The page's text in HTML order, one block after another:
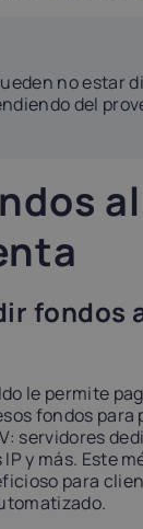
no estar
del
fondos
le permite
fondos para
servidores
y más. Este
para